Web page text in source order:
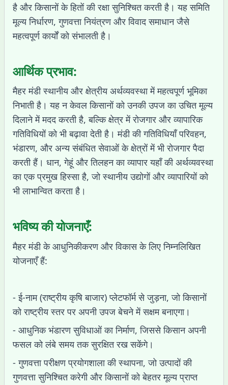
है और किसानों के हितों की रक्षा सुनिश्चित करती है। यह समिति
मूल्य निर्धारण, गुणवत्ता नियंत्रण और विवाद समाधान जैसे
महत्वपूर्ण कार्यों को संभालती है।
आर्थिक प्रभाव:
मैहर मंडी स्थानीय और क्षेत्रीय अर्थव्यवस्था में महत्वपूर्ण भूमिका
निभाती है। यह न केवल किसानों को उनकी उपज का उचित मूल्य
दिलाने में मदद करती है, बल्कि क्षेत्र में रोजगार और व्यापारिक
गतिविधियों को भी बढ़ावा देती है। मंडी की गतिविधियाँ परिवहन,
भंडारण, और अन्य संबंधित सेवाओं के क्षेत्रों में भी रोजगार पैदा
करती हैं। धान, गेहूं और तिलहन का व्यापार यहाँ की अर्थव्यवस्था
का एक प्रमुख हिस्सा है, जो स्थानीय उद्योगों और व्यापारियों को
भी लाभान्वित करता है।
भविष्य की योजनाएँ:
मैहर मंडी के आधुनिकीकरण और विकास के लिए निम्नलिखित
योजनाएँ हैं:
- ई-नाम (राष्ट्रीय कृषि बाजार) प्लेटफॉर्म से जुड़ना, जो किसानों
को राष्ट्रीय स्तर पर अपनी उपज बेचने में सक्षम बनाएगा।
- आधुनिक भंडारण सुविधाओं का निर्माण, जिससे किसान अपनी
फसल को लंबे समय तक सुरक्षित रख सकेंगे।
- गुणवत्ता परीक्षण प्रयोगशाला की स्थापना, जो उत्पादों की
गुणवत्ता सुनिश्चित करेगी और किसानों को बेहतर मूल्य प्राप्त